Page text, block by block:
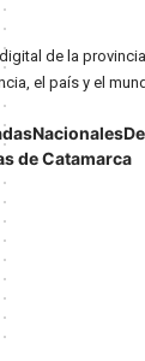
de la
el país y el
Nacionales
de Catamarca